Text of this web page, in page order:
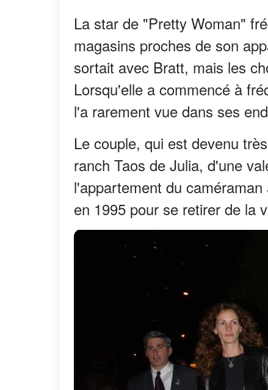
La star de "Pretty Woman"
magasins proches de son
sortait avec Bratt, mais les
Lorsqu'elle a commencé à
l'a rarement vue dans ses
Le couple, qui est devenu
ranch Taos de Julia, d'une
l'appartement du
en 1995 pour se retirer de la